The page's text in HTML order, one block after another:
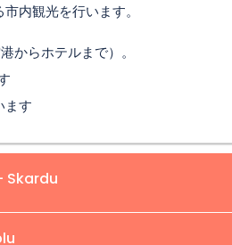
内観光を行います。
からホテルまで）。
ます
Skardu